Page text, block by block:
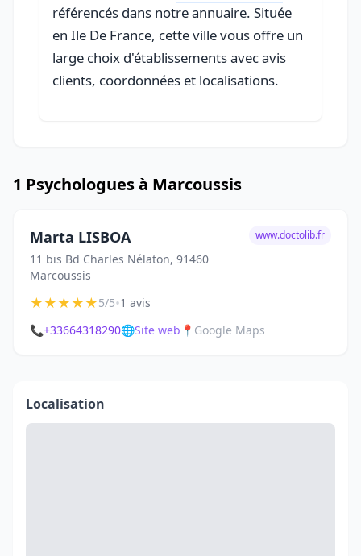
référencés dans notre annuaire. Située
en Ile De France, cette ville vous offre un
large choix d'établissements avec avis
clients, coordonnées et localisations.
1 Psychologues à Marcoussis
Marta LISBOA
11 bis Bd Charles Nélaton, 91460
Marcoussis
www.doctolib.fr
★★★★★5/5•1 avis
📞+33664318290🌐Site web 📍 Google Maps
Localisation